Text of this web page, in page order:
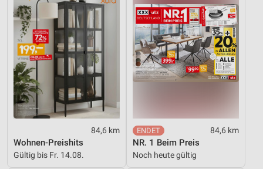
84,6 km
Wohnen-Preishits
Gültig bis Fr. 14.08.
84,6 km
NR. 1 Beim Preis
Noch heute gültig